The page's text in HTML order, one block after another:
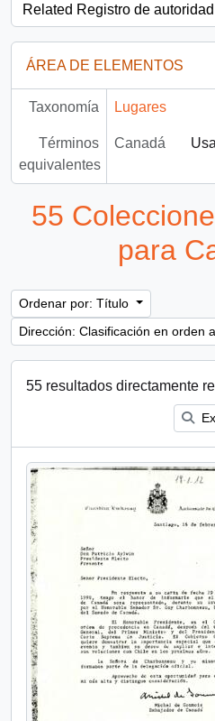
Related Registro de
ÁREA DE ELEMENTOS
Taxonomía Lugares
Términos
equivalentes
Canadá
55
para
Ordenar por: Título
Dirección: Clasificación en orden
55 resultados directamente